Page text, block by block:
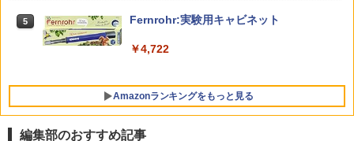
￥1,430
5
くもん出版(KUMON PUBLISHING) ロジ
上 KUMON LK-10
5 Fernrohr:実験用キャビネット
￥4,722
Amazonランキングをもっと見る
編集部のおすすめ記事